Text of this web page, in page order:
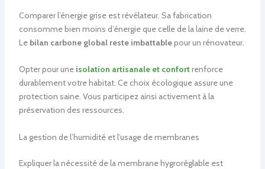
Comparer l’énergie grise est révélateur. Sa fabrication
consomme bien moins d’énergie que celle de la laine de verre.
Le bilan carbone global reste imbattablepour un rénovateur.
Opter pour une isolation artisanale et confortrenforce
durablement votre habitat. Ce choix écologique assure une
protection saine. Vous participez ainsi activement à la
préservation des ressources.
La gestion de l’humidité et l’usage de membranes
Expliquer la nécessité de la membrane hygroréglable est